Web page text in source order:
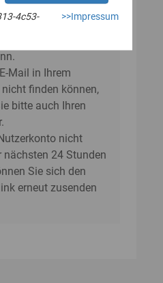
Sie, dass sich der
Mail um einige
Mail in Ihrem
finden können,
bitte auch Ihren
nicht
nächsten 24 Stunden
Sie sich den
erneut zusenden
4c53-
>>Impressum